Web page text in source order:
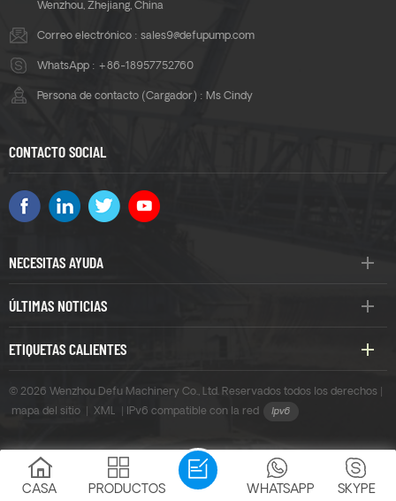
Wenzhou, Zhejiang, China
Correo electrónico : sales9@defupump.com
WhatsApp : +86-18957752760
Persona de contacto (Cargador) : Ms Cindy
CONTACTO SOCIAL
NECESITAS AYUDA
ÚLTIMAS NOTICIAS
ETIQUETAS CALIENTES
© 2026 Wenzhou Defu Machinery Co., Ltd. Reservados todos los derechos |
mapa del sitio
XML IPv6 compatible con la red
CASA PRODUCTOS SKYPE
WHATSAPP